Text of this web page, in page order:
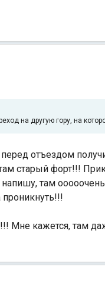
на другую гору, на
отъездом
старый форт!!!
там
проникнуть!!!
Мне кажется, там